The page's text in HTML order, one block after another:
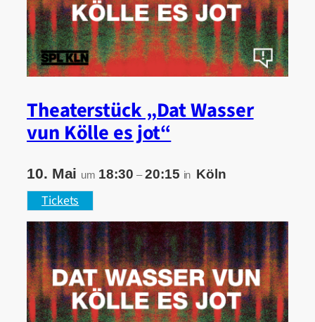
Theaterstück „Dat Wasser
vun Kölle es jot“
10. Mai um 18:30–20:15 in Köln
Tickets